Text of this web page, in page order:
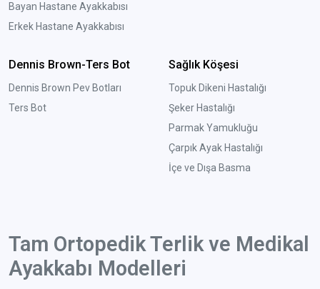
Bayan Hastane Ayakkabısı
Erkek Hastane Ayakkabısı
Dennis Brown-Ters Bot
Dennis Brown Pev Botları
Ters Bot
Sağlık Köşesi
Topuk Dikeni Hastalığı
Şeker Hastalığı
Parmak Yamukluğu
Çarpık Ayak Hastalığı
İçe ve Dışa Basma
Tam Ortopedik Terlik ve Medikal
Ayakkabı Modelleri